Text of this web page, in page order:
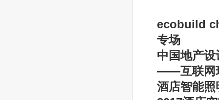
ecobuild
专场
中国地产设
——互联网
酒店智能照